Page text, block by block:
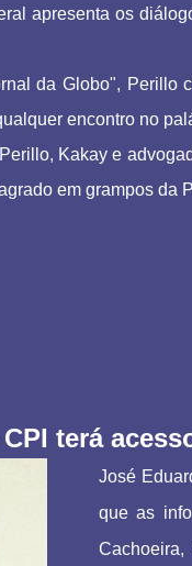
apresenta os
da Globo", Perillo
encontro no
Kakay e
em grampos
terá
José
que as